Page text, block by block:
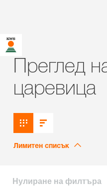
Преглед
царевица
Лимитен списък
Нулиране на филтъра